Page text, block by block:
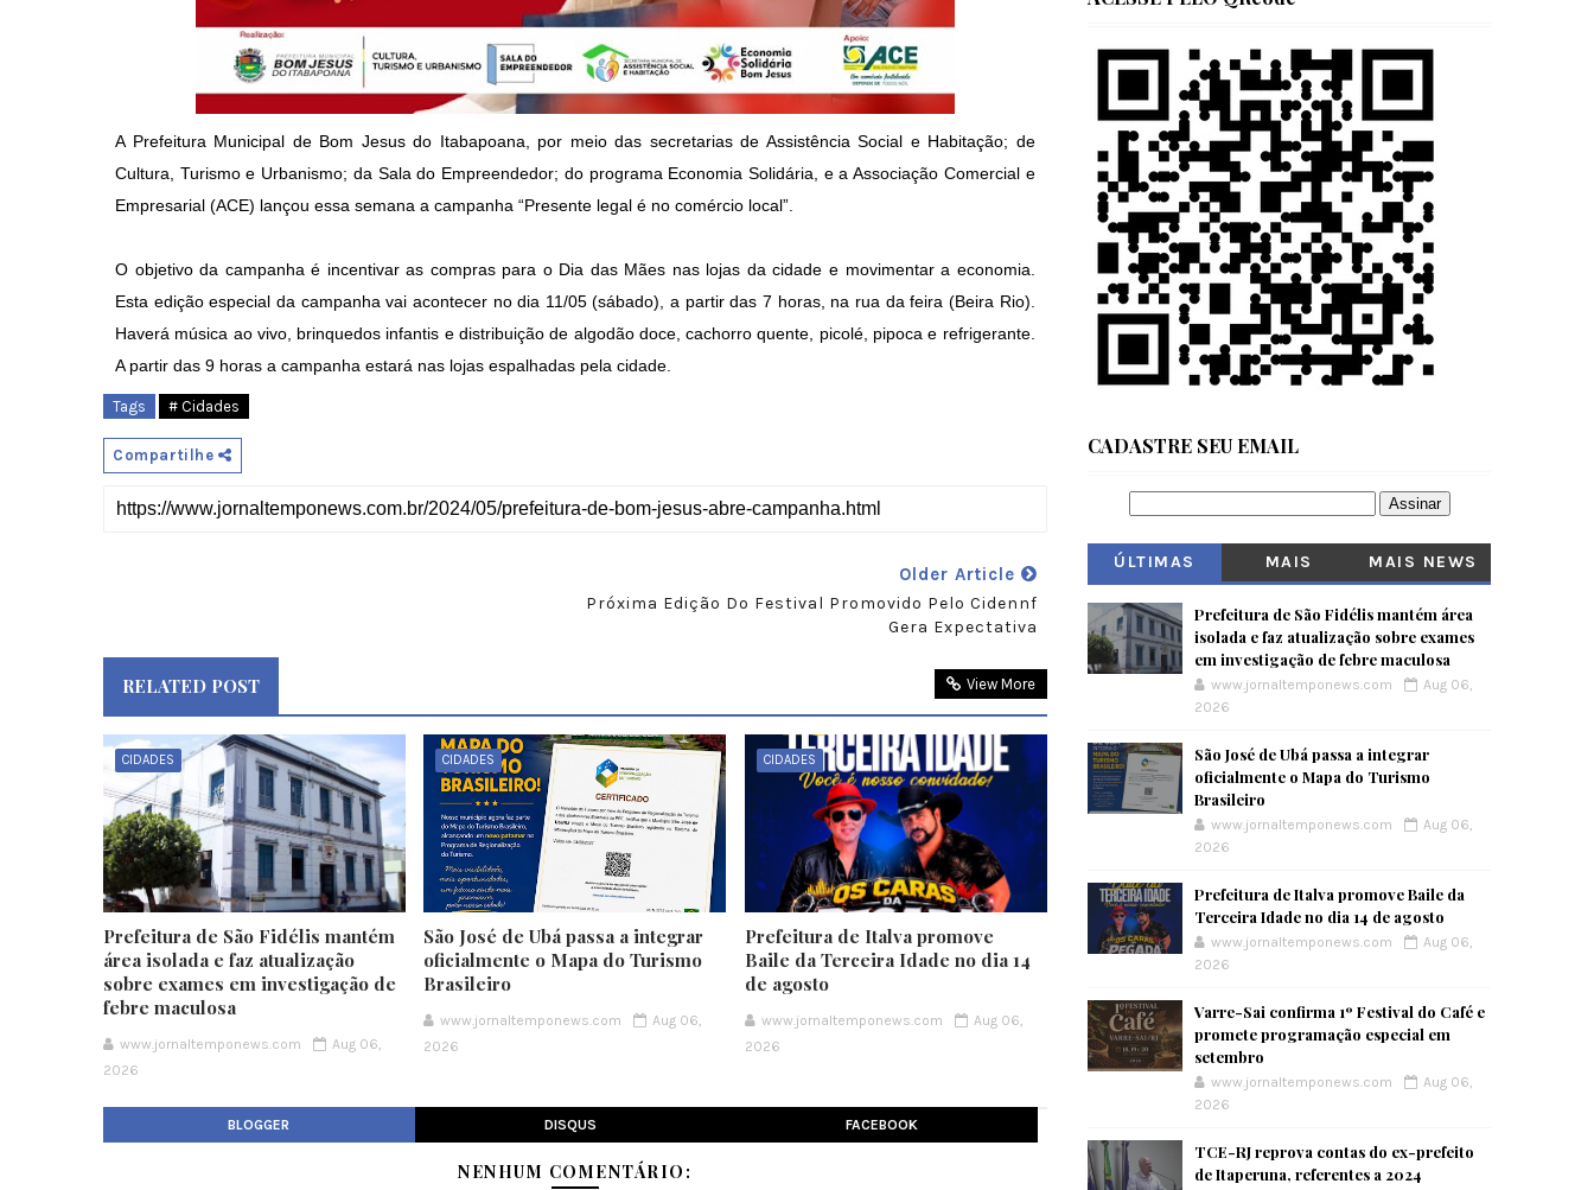
A Prefeitura Municipal de Bom Jesus do Itabapoana, por meio das secretarias de Assistência Social e Habitação; de
Cultura, Turismo e Urbanismo; da Sala do Empreendedor; do programa Economia Solidária, e a Associação Comercial e
Empresarial (ACE) lançou essa semana a campanha “Presente legal é no comércio local”.
O objetivo da campanha é incentivar as compras para o Dia das Mães nas lojas da cidade e movimentar a economia.
Esta edição especial da campanha vai acontecer no dia 11/05 (sábado), a partir das 7 horas, na rua da feira (Beira Rio).
Haverá música ao vivo, brinquedos infantis e distribuição de algodão doce, cachorro quente, picolé, pipoca e refrigerante.
A partir das 9 horas a campanha estará nas lojas espalhadas pela cidade.
Tags # Cidades
Compartilhe
Older Article
Próxima Edição Do Festival Promovido Pelo Cidennf
Gera Expectativa
RELATED POST View More
CIDADES
Prefeitura de São Fidélis mantém
área isolada e faz atualização
sobre exames em investigação de
febre maculosa
www.jornaltemponews.com
Aug 06,
2026
CIDADES
São José de Ubá passa a integrar
oficialmente o Mapa do Turismo
Brasileiro
www.jornaltemponews.com
Aug 06,
2026
CIDADES
Prefeitura de Italva promove
Baile da Terceira Idade no dia 14
de agosto
www.jornaltemponews.com
Aug 06,
2026
BLOGGER DISQUS FACEBOOK
NENHUM COMENTÁRIO:
CADASTRE SEU EMAIL
ÚLTIMAS
MAIS
MAIS NEWS
Prefeitura de São Fidélis mantém área
isolada e faz atualização sobre exames
em investigação de febre maculosa
www.jornaltemponews.com
Aug 06,
2026
São José de Ubá passa a integrar
oficialmente o Mapa do Turismo
Brasileiro
www.jornaltemponews.com
Aug 06,
2026
Prefeitura de Italva promove Baile da
Terceira Idade no dia 14 de agosto
www.jornaltemponews.com
Aug 06,
2026
Varre-Sai confirma 1º Festival do Café e
promete programação especial em
setembro
www.jornaltemponews.com
Aug 06,
2026
TCE-RJ reprova contas do ex-prefeito
de Itaperuna, referentes a 2024